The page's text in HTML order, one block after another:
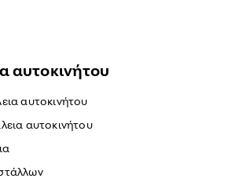
αυτοκινήτου
αυτοκινήτου
αυτοκινήτου